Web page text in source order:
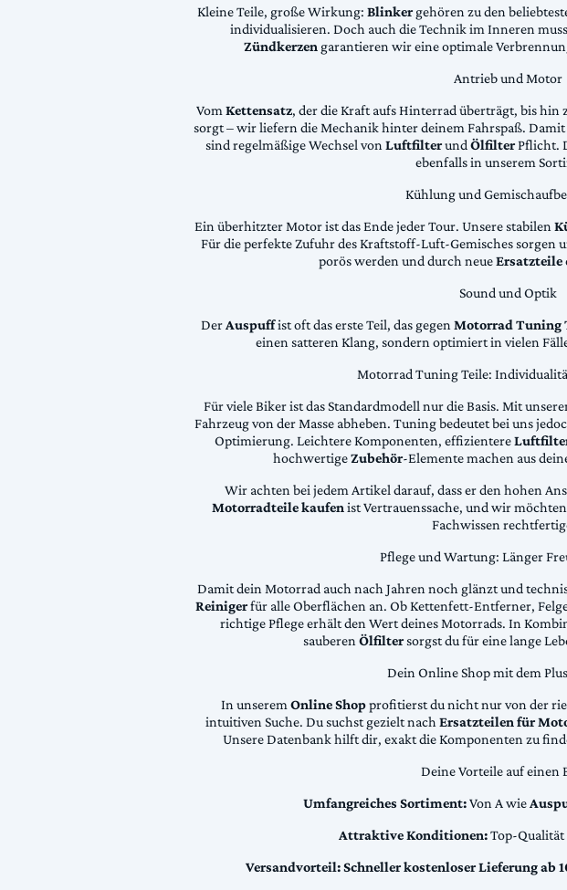
Kleine Teile, große Wirkung: Blinker gehören zu den
individualisieren. Doch auch die Technik im Inneren
Zündkerzen garantieren wir eine optimale
Antrieb und Motor
VomKettensatz, der die Kraft aufs Hinterrad überträgt, bis hin
sorgt – wir liefern die Mechanik hinter deinem Fahrspaß.
sind regelmäßige Wechsel vonLuftfilterundÖlfilterPflicht.
ebenfalls in unserem
Kühlung und
Ein überhitzter Motor ist das Ende jeder Tour. Unsere stabilen
Für die perfekte Zufuhr des Kraftstoff-Luft-Gemisches sorgen
porös werden und durch neueErsatzteile
Sound und Optik
DerAuspuffist oft das erste Teil, das gegenMotorrad Tuning
einen satteren Klang, sondern optimiert in vielen
Motorrad Tuning Teile:
Für viele Biker ist das Standardmodell nur die Basis. Mit
Fahrzeug von der Masse abheben. Tuning bedeutet bei uns
Optimierung. Leichtere Komponenten, effizientere
hochwertigeZubehör-Elemente machen aus
Wir achten bei jedem Artikel darauf, dass er den hohen
Motorradteile kaufenist Vertrauenssache, und wir
Fachwissen
Pflege und Wartung: Länger
Damit dein Motorrad auch nach Jahren noch glänzt und
Reinigerfür alle Oberflächen an. Ob Kettenfett-Entferner,
richtige Pflege erhält den Wert deines Motorrads. In
sauberenÖlfiltersorgst du für eine lange
Dein Online Shop mit dem
In unseremOnline Shopprofitierst du nicht nur von der
intuitiven Suche. Du suchst gezielt nachErsatzteilen für
Unsere Datenbank hilft dir, exakt die Komponenten zu
Deine Vorteile auf einen
Umfangreiches Sortiment:Von A wie
Attraktive Konditionen:Top-Qualität
Versandvorteil:Schneller kostenloser Lieferung ab